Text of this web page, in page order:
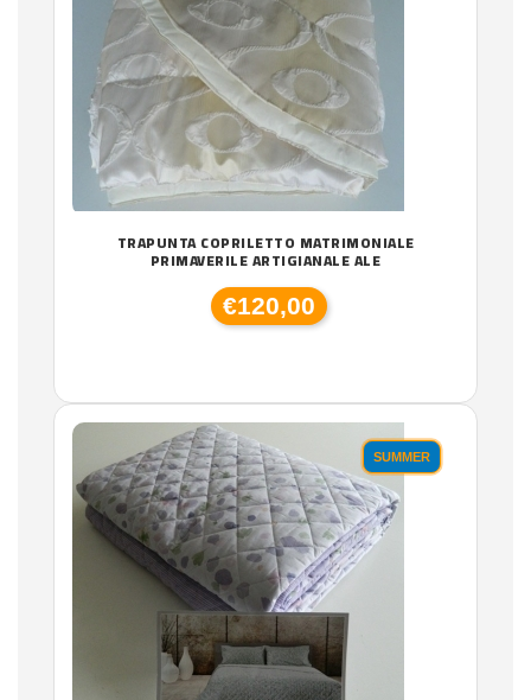
TRAPUNTA COPRILETTO MATRIMONIALE
PRIMAVERILE ARTIGIANALE ALE
€120,00
SUMMER